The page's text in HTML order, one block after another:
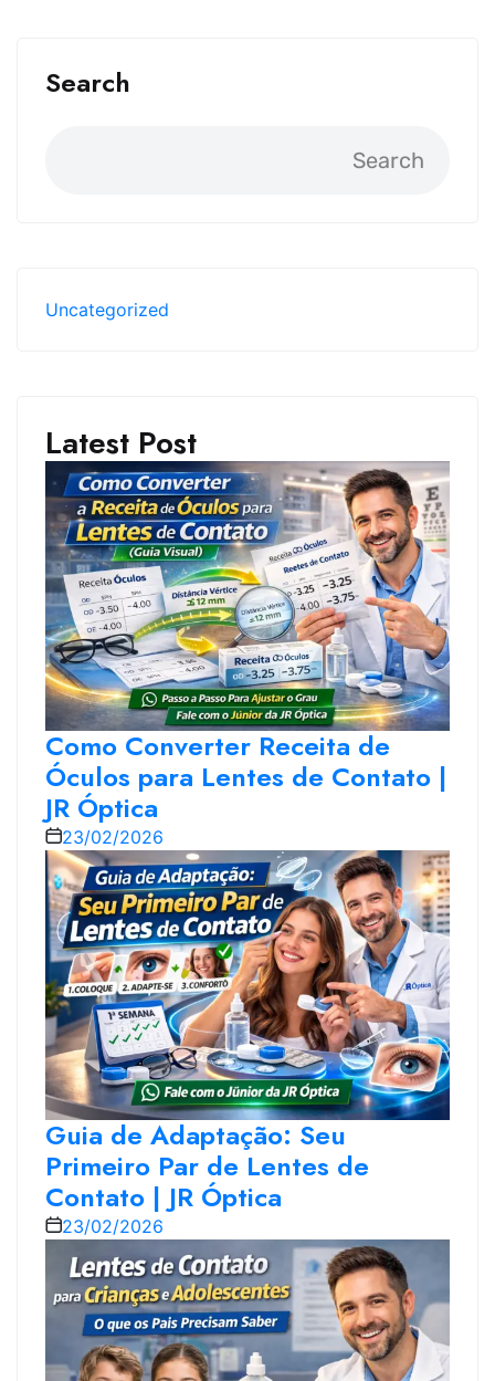
Search
Search
Uncategorized
Latest Post
Como Converter Receita de
Óculos para Lentes de Contato |
JR Óptica
23/02/2026
Guia de Adaptação: Seu
Primeiro Par de Lentes de
Contato | JR Óptica
23/02/2026